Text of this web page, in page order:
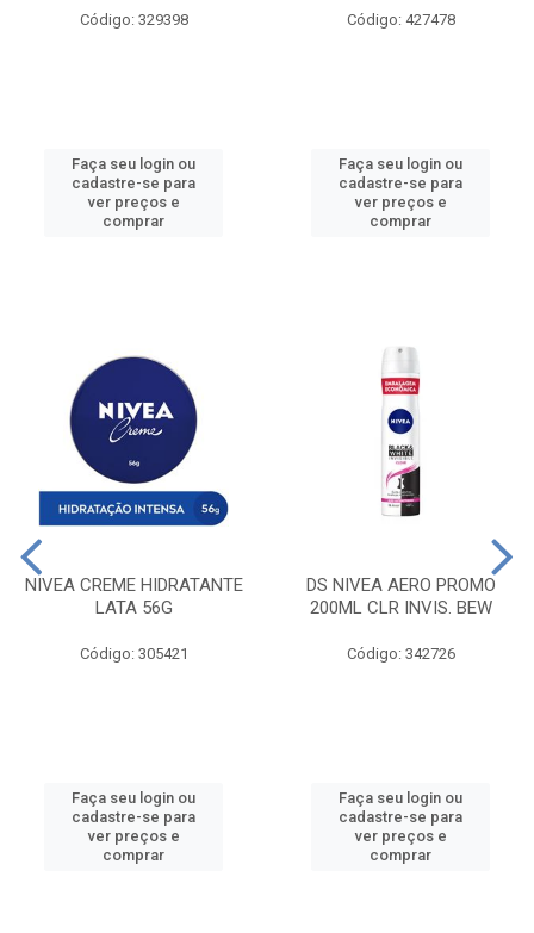
Código: 329398
Faça seu login ou
cadastre-se para
ver preços e
comprar
Código: 427478
Faça seu login ou
cadastre-se para
ver preços e
comprar
NIVEA CREME HIDRATANTE
LATA 56G
Código: 305421
Faça seu login ou
cadastre-se para
ver preços e
comprar
DS NIVEA AERO PROMO
200ML CLR INVIS. BEW
Código: 342726
Faça seu login ou
cadastre-se para
ver preços e
comprar